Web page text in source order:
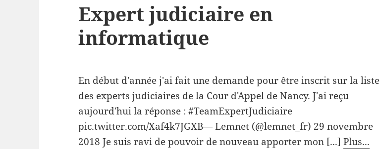
Expert judiciaire en
informatique
En début d'année j'ai fait une demande pour être inscrit sur la liste
des experts judiciaires de la Cour d'Appel de Nancy. J'ai reçu
aujourd'hui la réponse : #TeamExpertJudiciaire
pic.twitter.com/Xaf4k7JGXB— Lemnet (@lemnet_fr) 29 novembre
2018 Je suis ravi de pouvoir de nouveau apporter mon [...]Plus...